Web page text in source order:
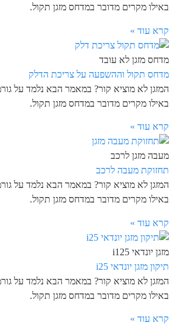
באילו מקרים מדובר במדחס מזגן תקול.
קרא עוד »
מדחס מזגן לא עובד
מדחס תקול וההשפעה על צריכת הדלק
המזגן לא מוציא קור? במאמר הבא נלמד על
באילו מקרים מדובר במדחס מזגן תקול.
קרא עוד »
מעבה מזגן לרכב
תחזוקת מעבה לרכב
המזגן לא מוציא קור? במאמר הבא נלמד על
באילו מקרים מדובר במדחס מזגן תקול.
קרא עוד »
מזגן יונדאי i125
תיקון מזגן יונדאי i25
המזגן לא מוציא קור? במאמר הבא נלמד על
באילו מקרים מדובר במדחס מזגן תקול.
קרא עוד »